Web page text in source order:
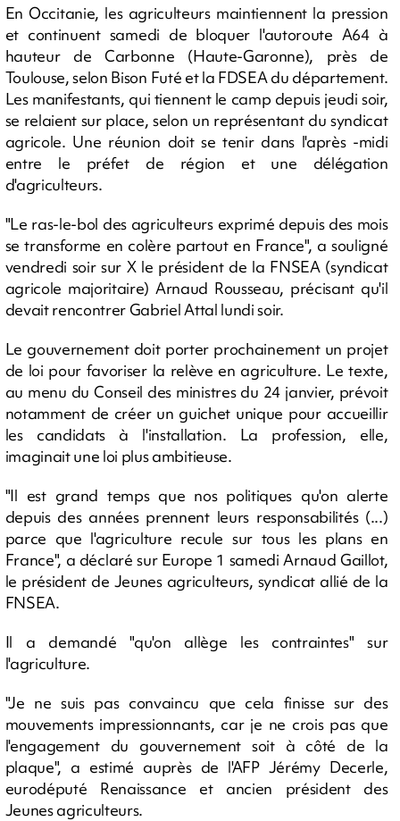
En Occitanie, les agriculteurs maintiennent la pression
et continuent samedi de bloquer l'autoroute A64 à
hauteur de Carbonne (Haute-Garonne), près de
Toulouse, selon Bison Futé et la FDSEA du département.
Les manifestants, qui tiennent le camp depuis jeudi soir,
se relaient sur place, selon un représentant du syndicat
agricole. Une réunion doit se tenir dans l'après -midi
entre le préfet de région et une délégation
d'agriculteurs.
"Le ras-le-bol des agriculteurs exprimé depuis des mois
se transforme en colère partout en France", a souligné
vendredi soir sur X le président de la FNSEA (syndicat
agricole majoritaire) Arnaud Rousseau, précisant qu'il
devait rencontrer Gabriel Attal lundi soir.
Le gouvernement doit porter prochainement un projet
de loi pour favoriser la relève en agriculture. Le texte,
au menu du Conseil des ministres du 24 janvier, prévoit
notamment de créer un guichet unique pour accueillir
les candidats à l'installation. La profession, elle,
imaginait une loi plus ambitieuse.
"Il est grand temps que nos politiques qu'on alerte
depuis des années prennent leurs responsabilités (...)
parce que l'agriculture recule sur tous les plans en
France", a déclaré sur Europe 1 samedi Arnaud Gaillot,
le président de Jeunes agriculteurs, syndicat allié de la
FNSEA.
Il a demandé "qu'on allège les contraintes" sur
l'agriculture.
"Je ne suis pas convaincu que cela finisse sur des
mouvements impressionnants, car je ne crois pas que
l'engagement du gouvernement soit à côté de la
plaque", a estimé auprès de l'AFP Jérémy Decerle,
eurodéputé Renaissance et ancien président des
Jeunes agriculteurs.